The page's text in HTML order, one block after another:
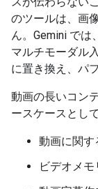
のツールは、画
ん。Gemini では
マルチモーダル
に置き換え、パ
動画の長いコン
ースケースとし
動画に関す
ビデオメモ